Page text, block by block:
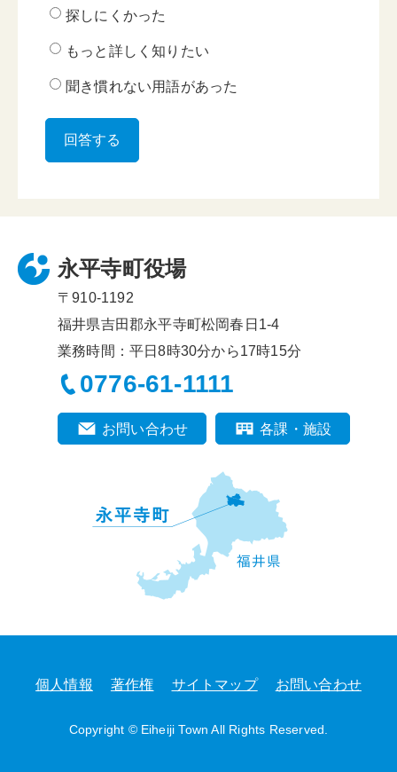
探しにくかった
もっと詳しく知りたい
聞き慣れない用語があった
永平寺町役場
〒910-1192
福井県吉田郡永平寺町松岡春日1-4
業務時間：平日8時30分から17時15分
0776-61-1111
お問い合わせ 各課・施設
個人情報 著作権 サイトマップ お問い合わせ
Copyright © Eiheiji Town All Rights Reserved.